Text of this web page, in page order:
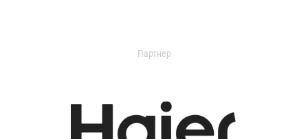
Партнер